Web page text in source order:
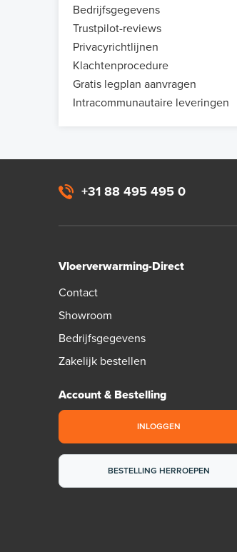
Bedrijfsgegevens
Trustpilot-reviews
Privacyrichtlijnen
Klachtenprocedure
Gratis legplan aanvragen
Intracommunautaire leveringen
+31 88 495 495 0
Vloerverwarming-Direct
Contact
Showroom
Bedrijfsgegevens
Zakelijk bestellen
Account & Bestelling
INLOGGEN
BESTELLING HERROEPEN